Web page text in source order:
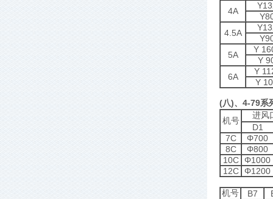
4A
4.5A
5A
Y
Y
6A
Y
Y
(八)、4-79系
机号
进风
D1
7C
Φ700
8C
Φ800
10C Φ1000
12C Φ1200
机号 B7